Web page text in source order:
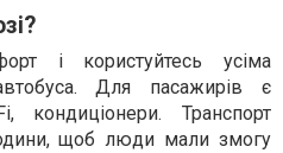
і користуйтесь усіма
Для пасажирів є
кондиціонери. Транспорт
щоб люди мали змогу